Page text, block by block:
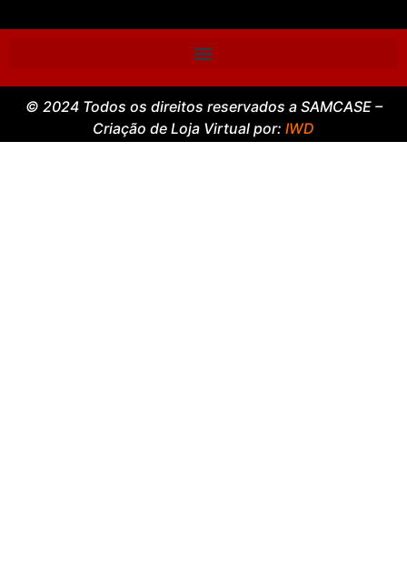
© 2024 Todos os direitos reservados a SAMCASE –
Criação de Loja Virtual por: IWD